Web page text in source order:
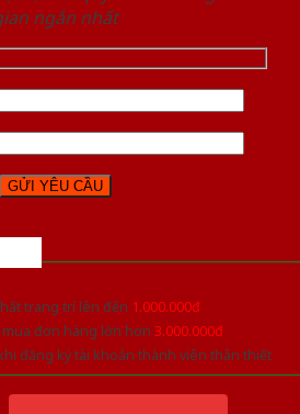
ngắn nhất
trang trí lên đến 1.000.000đ
đơn hàng lớn hơn 3.000.000đ
đăng ký tài khoản thành viên thân thiết